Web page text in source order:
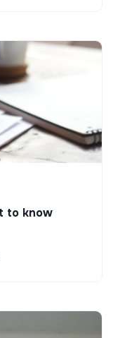
to know